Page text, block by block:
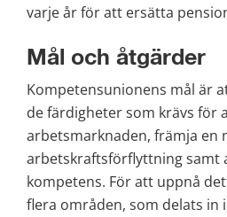
varje år för att ersätta
Mål och åtgärder
Kompetensunionens mål är
de färdigheter som krävs för
arbetsmarknaden, främja en
arbetskraftsförflyttning samt
kompetens. För att uppnå
flera områden, som delats in